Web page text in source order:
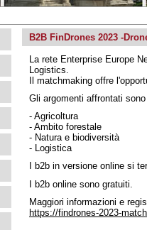
B2B FinDrones 2023 -
La rete Enterprise Europe
Logistics.
Il matchmaking offre
Gli argomenti affrontati
- Agricoltura
- Ambito forestale
- Natura e biodiversità
- Logistica
I b2b in versione online si
I b2b online sono gratuiti.
Maggiori informazioni e
https://findrones-2023-